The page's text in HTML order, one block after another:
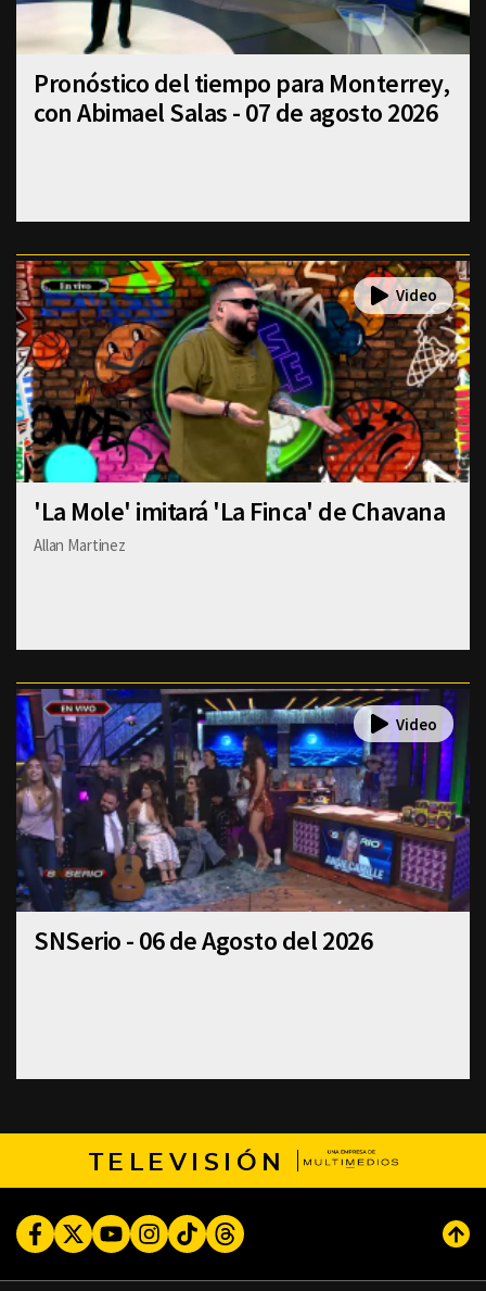
Pronóstico del tiempo para Monterrey,
con Abimael Salas - 07 de agosto 2026
'La Mole' imitará 'La Finca' de Chavana
Allan Martinez
SNSerio - 06 de Agosto del 2026
TELEVISIÓN
FacebookTwitterYoutubeInstagram
TikTokThreads